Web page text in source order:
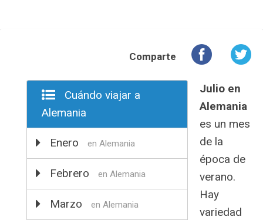
Comparte
Cuándo viajar a
Alemania
Enero en Alemania
Febrero en Alemania
Marzo en Alemania
Julio en
Alemania
es un mes
de la
época de
verano.
Hay
variedad